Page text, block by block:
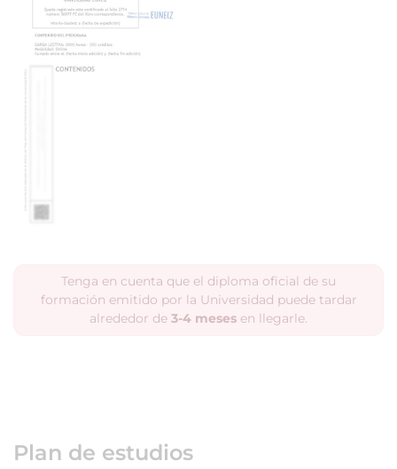
Tenga en cuenta que el diploma oficial de su
formación emitido por la Universidad puede tardar
alrededor de 3-4 meses en llegarle.
Plan de estudios